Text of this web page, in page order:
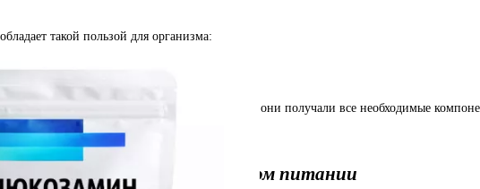
такой пользой для организма:
хрящевых тканей.
в суставах.
веществам лучше проникать в хрящи, чтобы они получали все необходимые
от артрита.
сульфата в спортивном питании